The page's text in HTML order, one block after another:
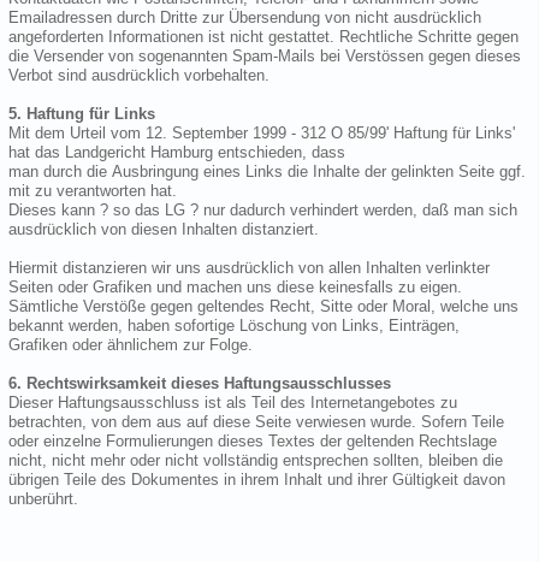
Emailadressen durch Dritte zur Übersendung von nicht ausdrücklich
angeforderten Informationen ist nicht gestattet. Rechtliche Schritte gegen
die Versender von sogenannten Spam-Mails bei Verstössen gegen dieses
Verbot sind ausdrücklich vorbehalten.
5. Haftung für Links
Mit dem Urteil vom 12. September 1999 - 312 O 85/99' Haftung für Links'
hat das Landgericht Hamburg entschieden, dass
man durch die Ausbringung eines Links die Inhalte der gelinkten Seite ggf.
mit zu verantworten hat.
Dieses kann ? so das LG ? nur dadurch verhindert werden, daß man sich
ausdrücklich von diesen Inhalten distanziert.
Hiermit distanzieren wir uns ausdrücklich von allen Inhalten verlinkter
Seiten oder Grafiken und machen uns diese keinesfalls zu eigen.
Sämtliche Verstöße gegen geltendes Recht, Sitte oder Moral, welche uns
bekannt werden, haben sofortige Löschung von Links, Einträgen,
Grafiken oder ähnlichem zur Folge.
6. Rechtswirksamkeit dieses Haftungsausschlusses
Dieser Haftungsausschluss ist als Teil des Internetangebotes zu
betrachten, von dem aus auf diese Seite verwiesen wurde. Sofern Teile
oder einzelne Formulierungen dieses Textes der geltenden Rechtslage
nicht, nicht mehr oder nicht vollständig entsprechen sollten, bleiben die
übrigen Teile des Dokumentes in ihrem Inhalt und ihrer Gültigkeit davon
unberührt.